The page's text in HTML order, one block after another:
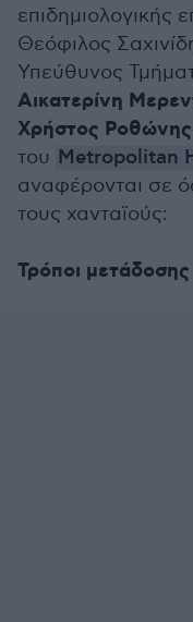
επιδημιολογικής
Θεόφιλος
Υπεύθυνος
Αικατερίνη
Χρήστος Ροθώνης
του Metropolitan
αναφέρονται σε
τους χανταϊούς:
Τρόποι μετάδοσης